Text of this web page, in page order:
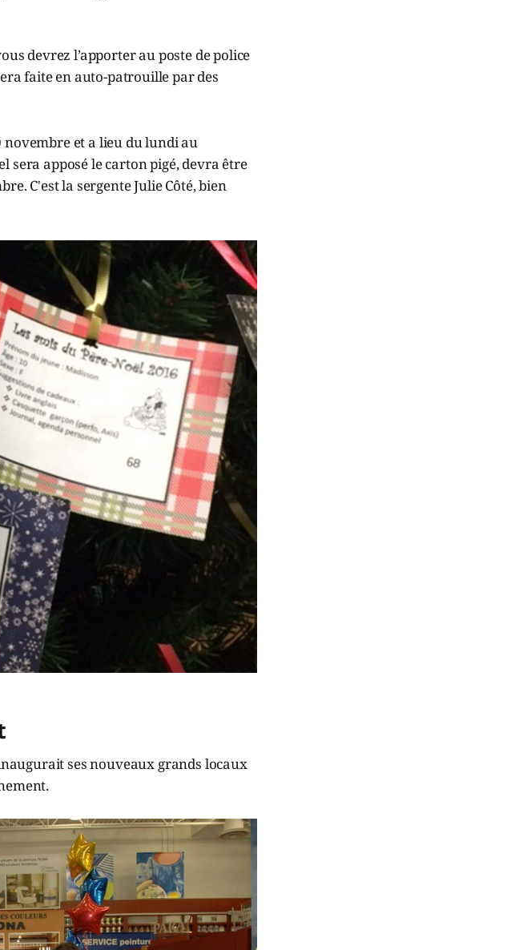
devrez l’apporter au poste de police
faite en auto-patrouille par des
novembre et a lieu du lundi au
sera apposé le carton pigé, devra être
C'est la sergente Julie Côté, bien
ses nouveaux grands locaux